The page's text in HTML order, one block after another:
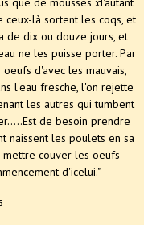
ceux-là sortent les coqs, et
de dix ou douze jours, et
ne les puisse porter. Par
d'avec les mauvais,
l'eau fresche, l'on rejette
les autres qui tumbent
de besoin prendre
naissent les poulets en sa
mettre couver les oeufs
d'icelui."